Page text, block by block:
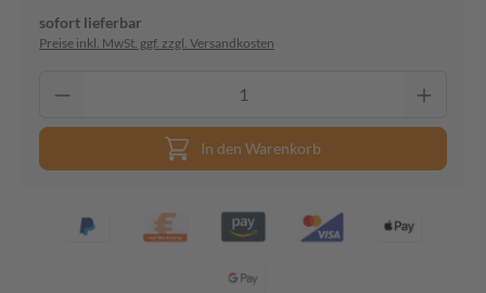
sofort lieferbar
Preise inkl. MwSt. ggf. zzgl. Versandkosten
In den Warenkorb